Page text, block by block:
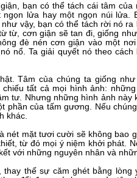
bạn có thể tách cái tâm của
lửa hay một ngọn núi lửa.
vậy, bạn có thể tách rời nó ra
từ, cơn giận sẽ tan đi, giống
đè nén cơn giận vào một
nổ. Ta giải quyết nó theo cách
Tâm của chúng ta giống
tất cả mọi hình ảnh:
tư. Nhưng những hình ảnh này
phần của tấm gương. Nếu
khác.
nét mặt tươi cười sẽ không bao
từ đó mọi ý niệm khởi phát.
với những nguyên nhân và
thế sự căm ghét bằng lòng